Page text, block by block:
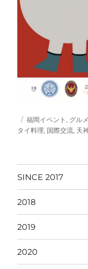
投
稿
カ
テ
福岡イベント , グル
タイ料理, 国際交流, 天
SINCE 2017
2018
2019
2020